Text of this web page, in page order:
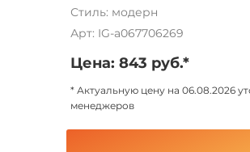
Стиль: модерн
Арт: IG-a067706269
Цена: 843 руб.*
* Актуальную цену на 06.08.2026
менеджеров